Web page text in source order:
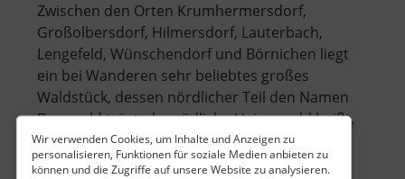
Wir verwenden Cookies, um Inhalte und Anzeigen zu
personalisieren, Funktionen für soziale Medien anbieten zu
können und die Zugriffe auf unsere Website zu analysieren.
Zwischen den Orten Krumhermersdorf,
Großolbersdorf, Hilmersdorf, Lauterbach,
Lengefeld, Wünschendorf und Börnichen liegt
ein bei Wanderen sehr beliebtes großes
Waldstück, dessen nördlicher Teil den Namen
Bornwald trägt, der südliche Heinzewald heißt.
Sogar aus Chemnitz finden Erholungssuche
sommers .. »weiterlesenüber